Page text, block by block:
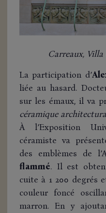
Carreaux,
La participation d’
liée au hasard.
sur les émaux, il va
céramique
À l’Exposition
céramiste va
des emblèmes de
flammé. Il est
cuite à 1 200 degrés
couleur foncé
marron. En y